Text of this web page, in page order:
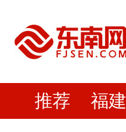
推荐 福建